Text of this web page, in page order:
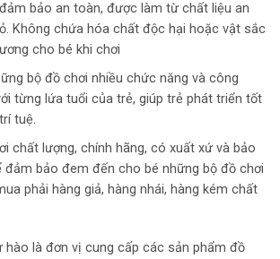
bảo an toàn, được làm từ chất liệu an
Không chứa hóa chất độc hại hoặc vật sắc
cho bé khi chơi
bộ đồ chơi nhiều chức năng và công
từng lứa tuổi của trẻ, giúp trẻ phát triển tốt
tuệ.
chất lượng, chính hãng, có xuất xứ và bảo
đảm bảo đem đến cho bé những bộ đồ chơi
phải hàng giả, hàng nhái, hàng kém chất
hào là đơn vị cung cấp các sản phẩm đồ